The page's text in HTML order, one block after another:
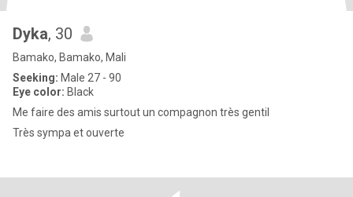
Dyka, 30
Bamako, Bamako, Mali
Seeking: Male 27 - 90
Eye color: Black
Me faire des amis surtout un compagnon très gentil
Très sympa et ouverte